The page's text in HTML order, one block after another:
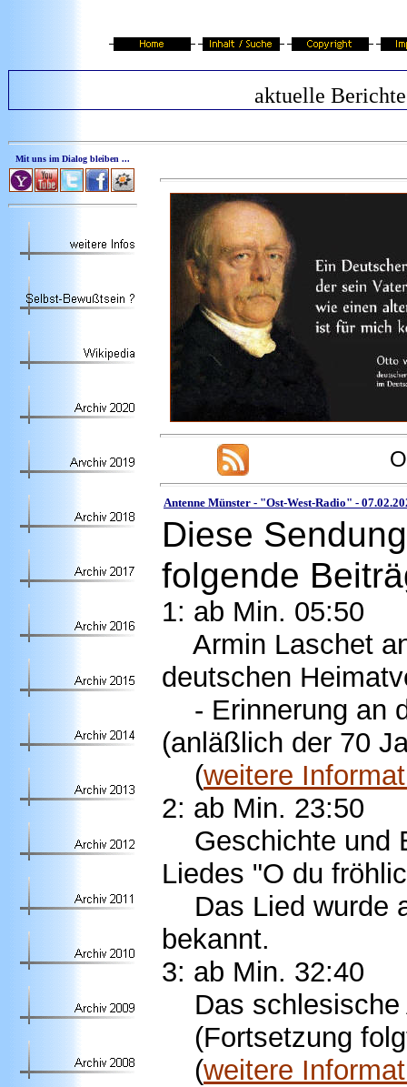
aktuelle Berichte
Mit uns im Dialog bleiben ...
Antenne Münster - "Ost-West-Radio" -
Diese
folgende
1: ab Min. 05:50
Armin Laschet
deutschen
- Erinnerung an
(anläßlich der 70
(weitere
2: ab Min. 23:50
Geschichte und
Liedes "O du
Das Lied wurde
bekannt.
3: ab Min. 32:40
Das schlesische
(Fortsetzung
(weitere